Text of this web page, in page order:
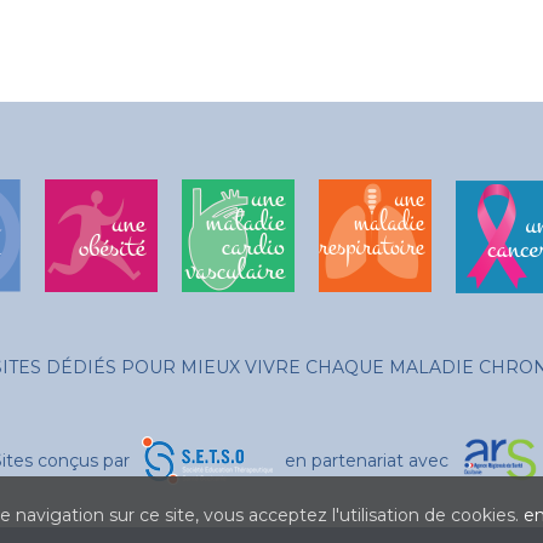
DÉDIÉS POUR MIEUX VIVRE CHAQUE MALADIE
conçus par en partenariat avec
navigation sur ce site, vous acceptez l'utilisation de cookies.